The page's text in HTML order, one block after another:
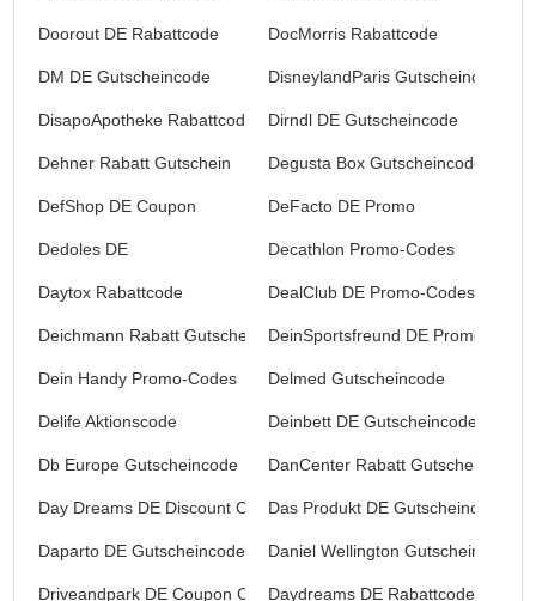
Doorout DE Rabattcode DocMorris Rabattcode
DM DE Gutscheincode DisneylandParis Gutscheincode
DisapoApotheke Rabattcode Dirndl DE Gutscheincode
Dehner Rabatt Gutschein Degusta Box Gutscheincode
DefShop DE Coupon DeFacto DE Promo
Dedoles DE Decathlon Promo-Codes
Daytox Rabattcode DealClub DE Promo-Codes
Deichmann Rabatt Gutschein DeinSportsfreund DE Promo-
Dein Handy Promo-Codes Delmed Gutscheincode
Delife Aktionscode Deinbett DE Gutscheincode
Db Europe Gutscheincode DanCenter Rabatt Gutschein
Day Dreams DE Discount CodeDas Produkt DE Gutscheincode
Daparto DE Gutscheincodes Daniel Wellington Gutschein
Driveandpark DE Coupon CodeDaydreams DE Rabattcode